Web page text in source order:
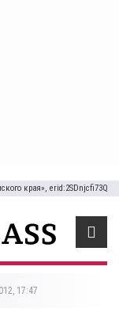
края», erid:2SDnjcfi73Q
17:47